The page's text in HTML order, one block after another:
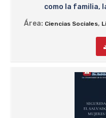
como la familia,
Área: Ciencias Sociales,